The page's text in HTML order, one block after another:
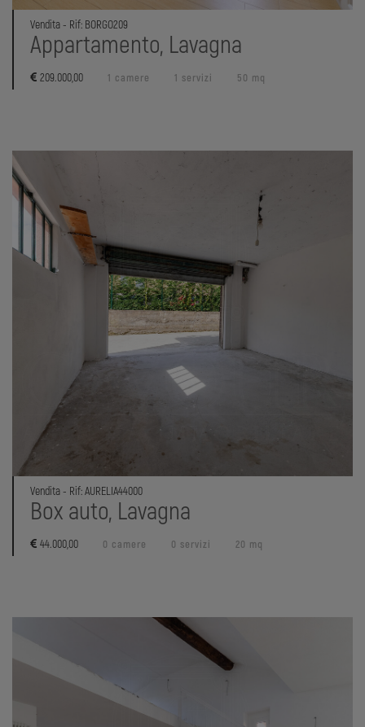
Vendita - Rif: BORGO209
Appartamento, Lavagna
209.000,00 1 camere 1 servizi 50 mq
Vendita - Rif: AURELIA44000
Box auto, Lavagna
44.000,00 0 camere 0 servizi 20 mq